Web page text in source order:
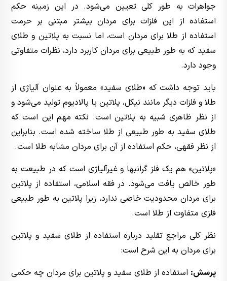
جواهرات به طور کلی تعیین می‌شود. در این زمینه حکم
استفاده از این فلزات برای مردان بیشتر مبتنی بر حرمت
استفاده از طلا برای مردان است، اما نسبت به پلاتین و طلای
سفید که به طور طبیعی برای مردان کاربرد دارد، نظرات متفاوتی
وجود دارد.
باید توجه داشت که «طلای سفید» معمولاً به عنوان آلیاژی از
طلا و فلزات دیگر مانند نیکل، پلاتین یا پالادیوم تولید می‌شود و
از نظر ظاهری شبیه به پلاتین است. نکته مهم این است که
طلای سفید به طور طبیعی از طلا ساخته شده است. بنابراین
از نظر فقهی، حکم استفاده از آن برای مردان مشابه طلا است.
«پلاتین» هم یک فلز گرانبها و غیرآلیاژی است که در طبیعت به
طور خالص یافت می‌شود. در فقه اسلامی، استفاده از پلاتین
برای مردان محدودیت خاصی ندارد، زیرا پلاتین به طور طبیعی
فلزی متفاوت از طلا است.
نظر کلی مراجع تقلید درباره استفاده از طلای سفید و پلاتین
برای مردان به این شرح است:
پرسش: استفاده از طلای سفید و پلاتین برای مردان چه حکمی